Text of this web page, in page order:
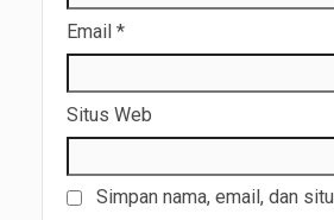
Email *
Situs Web
Simpan nama, email, dan